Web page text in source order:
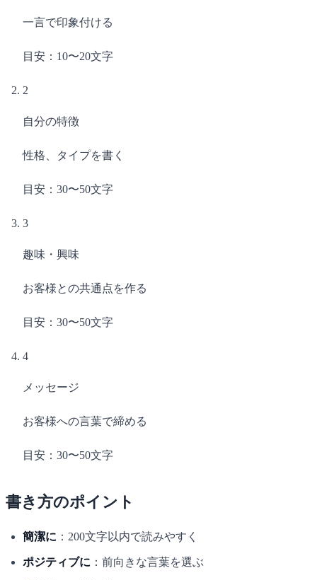
一言で印象付ける
目安：10〜20文字
2
自分の特徴
性格、タイプを書く
目安：30〜50文字
3
趣味・興味
お客様との共通点を作る
目安：30〜50文字
4
メッセージ
お客様への言葉で締める
目安：30〜50文字
書き方のポイント
簡潔に ：200文字以内で読みやすく
ポジティブに ：前向きな言葉を選ぶ